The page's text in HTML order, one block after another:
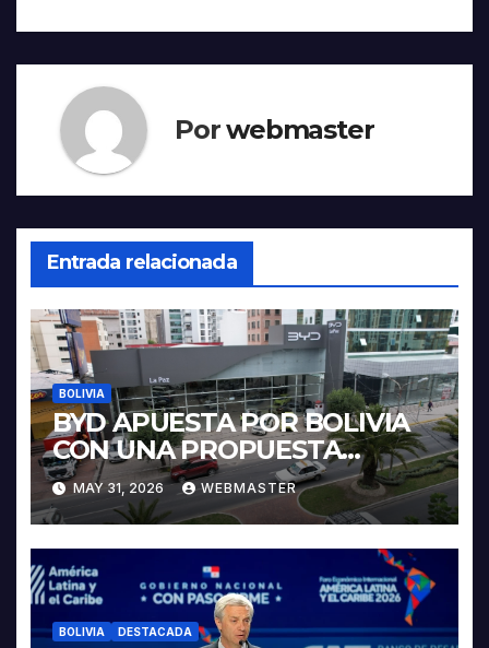
Porwebmaster
Entrada relacionada
BOLIVIA
BYD APUESTA POR BOLIVIA
CON UNA PROPUESTA
INTEGRAL PARA IMPULSAR
LA ELECTROMOVILIDAD Y LA
INDUSTRIALIZACIÓN DEL
LITIO
MAY 31, 2026 WEBMASTER
BOLIVIA DESTACADA